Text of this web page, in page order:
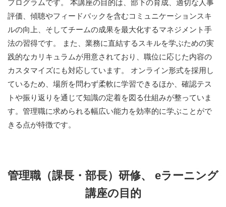
プログラムです。 本講座の目的は、部下の育成、適切な人事
評価、傾聴やフィードバックを含むコミュニケーションスキ
ルの向上、そしてチームの成果を最大化するマネジメント手
法の習得です。 また、業務に直結するスキルを学ぶための実
践的なカリキュラムが用意されており、職位に応じた内容の
カスタマイズにも対応しています。 オンライン形式を採用し
ているため、場所を問わず柔軟に学習できるほか、確認テス
トや振り返りを通じて知識の定着を図る仕組みが整っていま
す。管理職に求められる幅広い能力を効率的に学ぶことがで
きる点が特徴です。
管理職（課長・部長）研修、 eラーニング
講座の目的